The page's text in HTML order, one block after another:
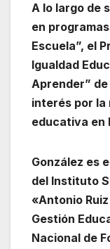
A lo largo de
en
Escuela”, el
Igualdad
Aprender” de
interés por la
educativa en
González es
del Instituto
«Antonio
Gestión
Nacional de